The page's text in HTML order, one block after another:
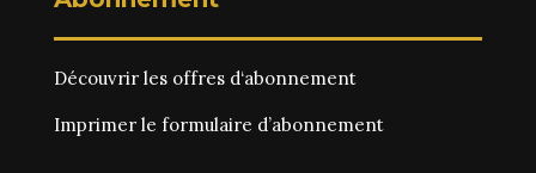
Découvrir les offres d‘abonnement
Imprimer le formulaire d’abonnement